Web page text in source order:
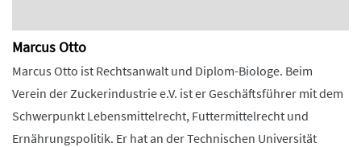
Marcus Otto
Marcus Otto ist Rechtsanwalt und Diplom-Biologe. Beim
Verein der Zuckerindustrie e.V. ist er Geschäftsführer mit dem
Schwerpunkt Lebensmittelrecht, Futtermittelrecht und
Ernährungspolitik. Er hat an der Technischen Universität